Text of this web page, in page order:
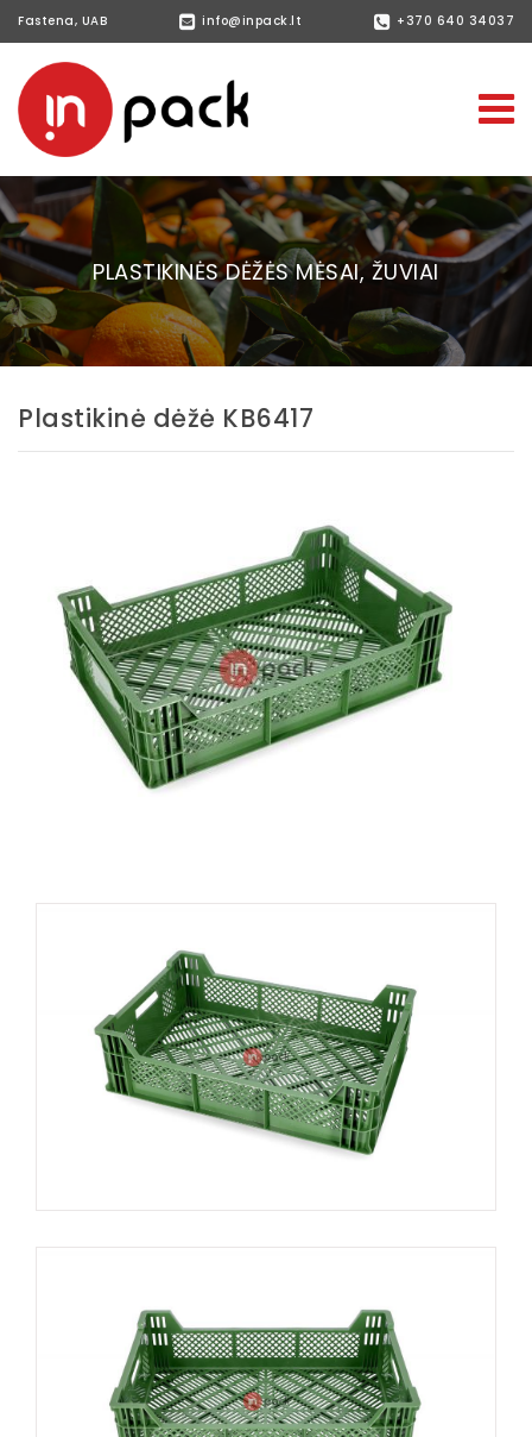
Fastena, UAB info@inpack.lt +370 640 34037
PLASTIKINĖS DĖŽĖS MĖSAI, ŽUVIAI
Plastikinė dėžė KB6417